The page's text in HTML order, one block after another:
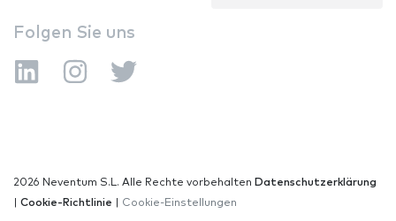
Folgen Sie uns
2026 Neventum S.L. Alle Rechte vorbehalten Datenschutzerklärung
Cookie-Richtlinie Cookie-Einstellungen